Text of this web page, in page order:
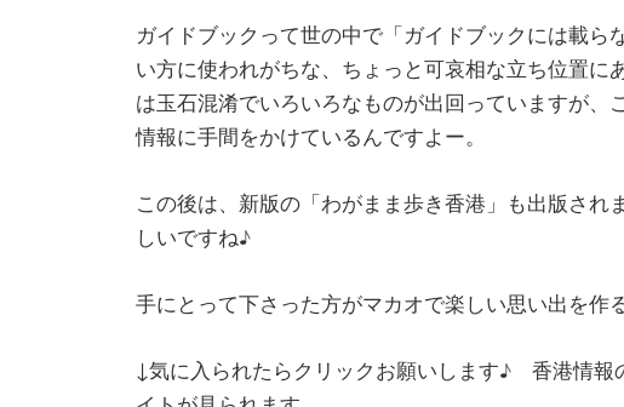
ガイドブックって世の中で「ガイドブックには載ら
い方に使われがちな、ちょっと可哀相な立ち位置に
は玉石混淆でいろいろなものが出回っていますが、
情報に手間をかけているんですよー。
この後は、新版の「わがまま歩き香港」も出版さ
しいですね♪
手にとって下さった方がマカオで楽しい思い出を作
↓気に入られたらクリックお願いします♪ 香港情報